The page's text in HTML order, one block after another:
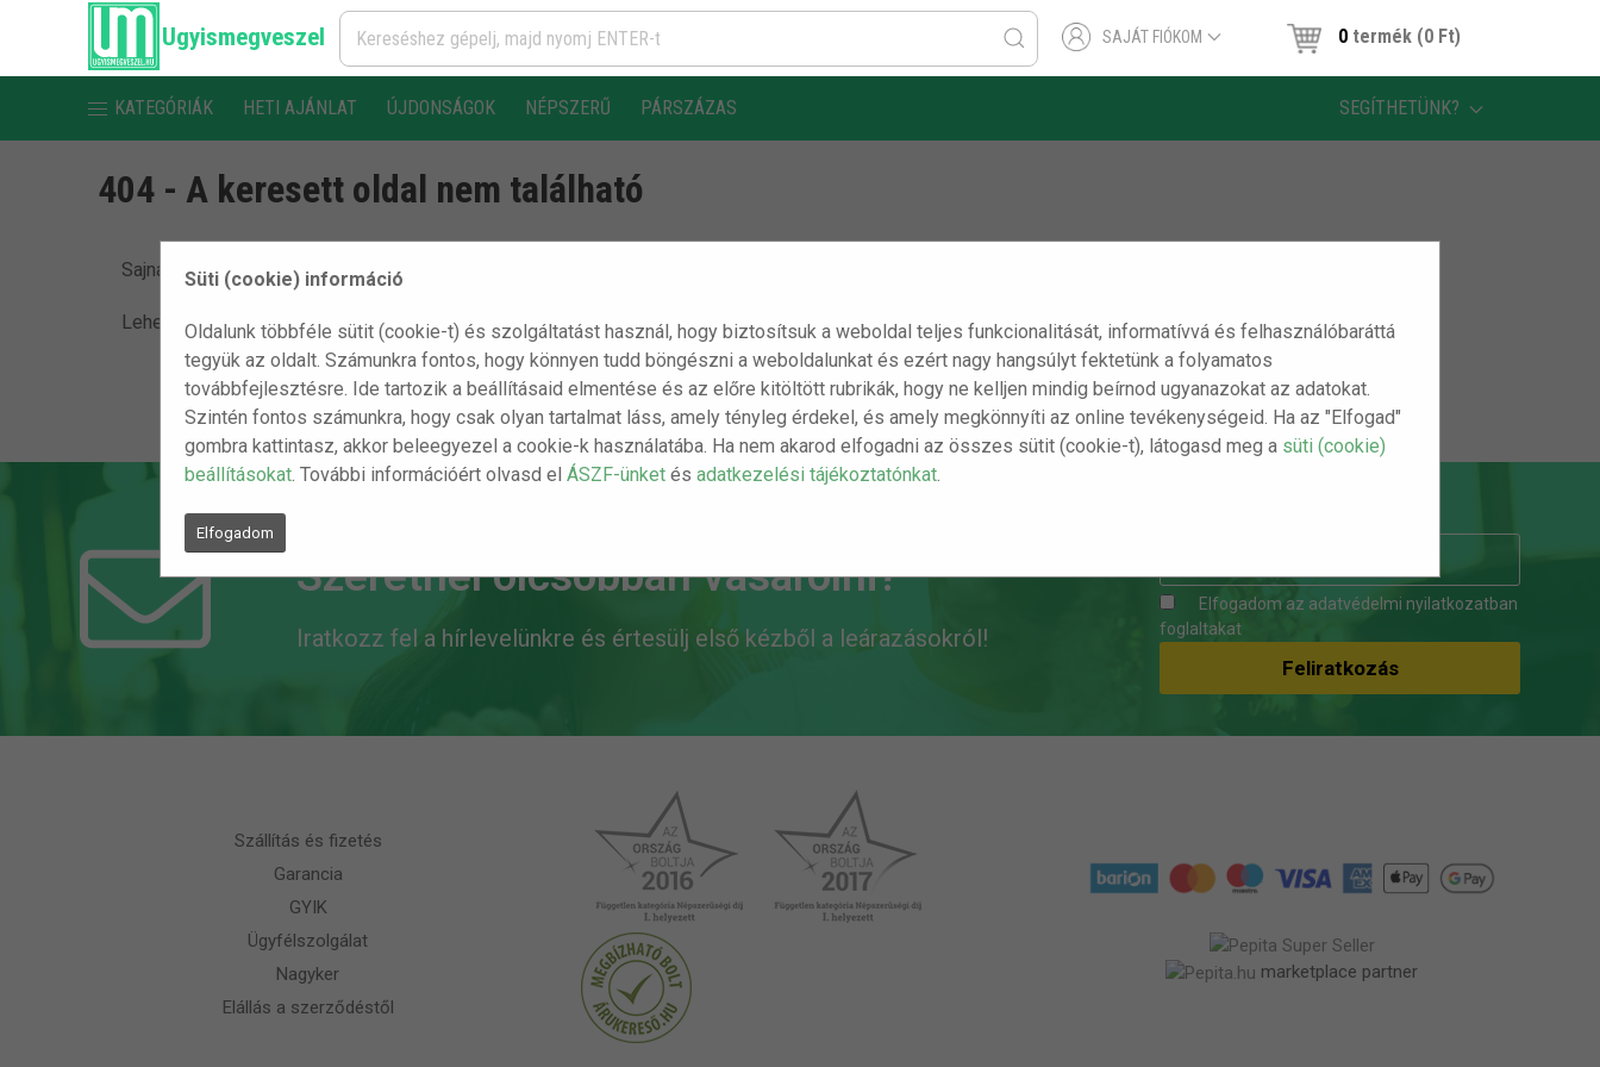
Süti (cookie) információ
Oldalunk többféle sütit (cookie-t) és szolgáltatást használ, hogy biztosítsuk a weboldal teljes funkcionalitását, informatívvá és felhasználóbaráttá
tegyük az oldalt. Számunkra fontos, hogy könnyen tudd böngészni a weboldalunkat és ezért nagy hangsúlyt fektetünk a folyamatos
továbbfejlesztésre. Ide tartozik a beállításaid elmentése és az előre kitöltött rubrikák, hogy ne kelljen mindig beírnod ugyanazokat az adatokat.
Szintén fontos számunkra, hogy csak olyan tartalmat láss, amely tényleg érdekel, és amely megkönnyíti az online tevékenységeid. Ha az "Elfogad"
gombra kattintasz, akkor beleegyezel a cookie-k használatába. Ha nem akarod elfogadni az összes sütit (cookie-t), látogasd meg a süti (cookie)
beállításokat . További információért olvasd elÁSZF-ünket ésadatkezelési tájékoztatónkat
Elfogadom
Ugyismegveszel SAJÁT FIÓKOM 0termék (0 Ft)
KATEGÓRIÁK HETI AJÁNLAT ÚJDONSÁGOK NÉPSZERŰ PÁRSZÁZAS SEGÍTHETÜNK?
404 - A keresett oldal nem található
Sajnáljuk, de nem találjuk a keresett oldalt.
Lehet, hogy egy hibás linkre kattintottál vagy a kért oldalt már nem létezik.
Szeretnél olcsóbban vásárolni?
Iratkozz fel a hírlevelünkre és értesülj első kézből a leárazásokról!
Elfogadom az adatvédelmi nyilatkozatban
foglaltakat
Szállítás és fizetés
Garancia
GYIK
Ügyfélszolgálat
Nagyker
Elállás a szerződéstől
marketplace partner